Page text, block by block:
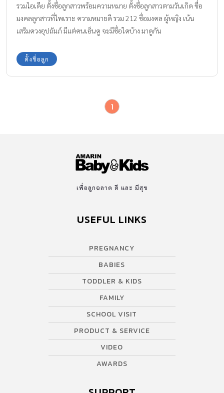
รวมไอเดีย ตั้งชื่อลูกสาวพร้อมความหมาย ตั้งชื่อลูกสาวตามวันเกิด ชื่อ
มงคลลูกสาวที่ไพเราะ ความหมายดี รวม 212 ชื่อมงคล ผู้หญิง เน้น
เสริมดวงอุปถัมภ์ มีแต่คนเอ็นดู จะมีชื่อใดบ้าง มาดูกัน
ตั้งชื่อลูก
1
เพื่อลูกฉลาด ดี และ มีสุข
USEFUL LINKS
PREGNANCY
BABIES
TODDLER & KIDS
FAMILY
SCHOOL VISIT
PRODUCT & SERVICE
VIDEO
AWARDS